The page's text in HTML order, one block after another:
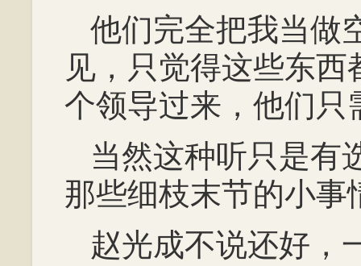
他们完全把我当做
见，只觉得这些东
个领导过来，他们只
当然这种听只是有
那些细枝末节的小事
赵光成不说还好，